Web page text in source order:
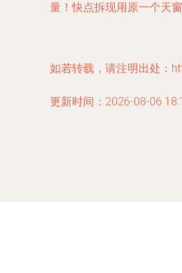
量！快点拆现用原一个天
如若转载，请注明出处：
更新时间：2026-08-06